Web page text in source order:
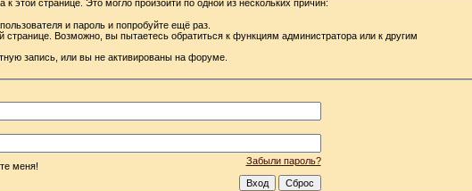
этой странице. Это могло произойти по одной из нескольких причин:
и пароль и попробуйте ещё раз.
странице. Возможно, вы пытаетесь обратиться к функциям администратора или к другим
запись, или вы не активированы на форуме.
Забыли пароль?
меня!